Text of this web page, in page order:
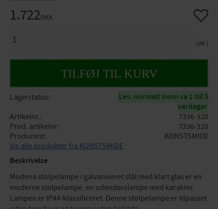
1.722DKK
stk.
Gem
Lagerstatus
Lev. normalt inom ca 1 till 5
vardagar
Artikelnr.
7336-320
Prod. artikelnr
7336-320
Producent
KONSTSMIDE
Vis alle produkter fra KONSTSMIDE
Beskrivelse
Modena stolpelampe i galvaniseret stål med klart glas er en
moderne stolpelampe, en udendørslampe med karakter.
Lampen er IP44-klassificeret. Denne stolpelampe er tilpasset